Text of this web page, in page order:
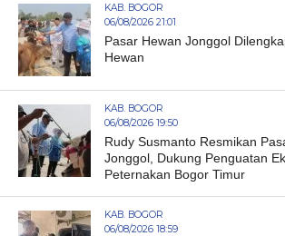
KAB. BOGOR
06/08/2026 21:01
Pasar Hewan Jonggol
Hewan
KAB. BOGOR
06/08/2026 19:50
Rudy Susmanto Resmikan
Jonggol, Dukung Penguatan
Peternakan Bogor Timur
KAB. BOGOR
06/08/2026 18:59